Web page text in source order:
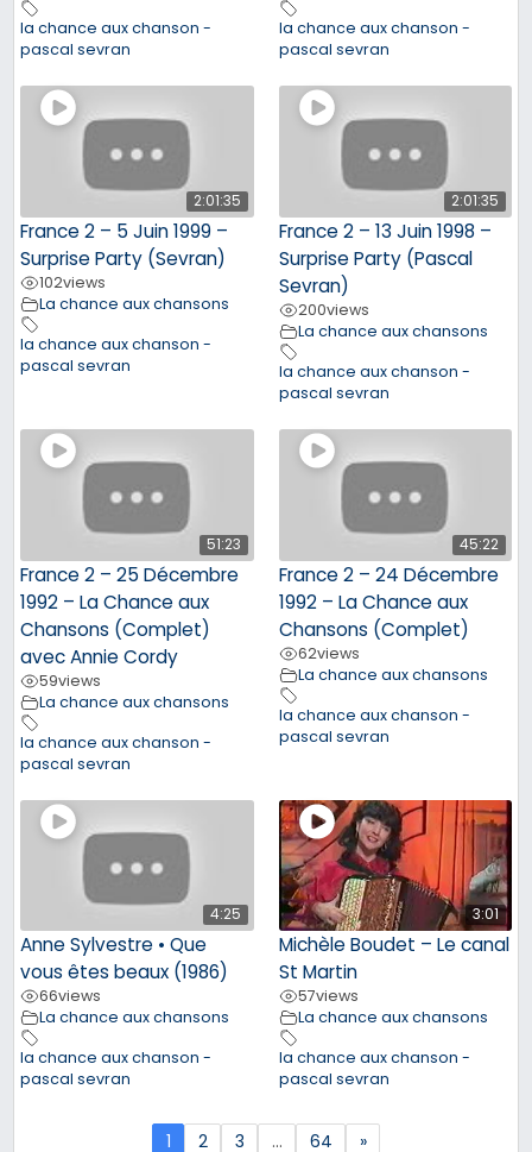
la chance aux chanson -
pascal sevran
la chance aux chanson -
pascal sevran
2:01:35
France 2 – 5 Juin 1999 –
Surprise Party (Sevran)
102views
La chance aux chansons
la chance aux chanson -
pascal sevran
2:01:35
France 2 – 13 Juin 1998 –
Surprise Party (Pascal
Sevran)
200views
La chance aux chansons
la chance aux chanson -
pascal sevran
51:23
France 2 – 25 Décembre
1992 – La Chance aux
Chansons (Complet)
avec Annie Cordy
59views
La chance aux chansons
la chance aux chanson -
pascal sevran
45:22
France 2 – 24 Décembre
1992 – La Chance aux
Chansons (Complet)
62views
La chance aux chansons
la chance aux chanson -
pascal sevran
4:25
Anne Sylvestre • Que
vous êtes beaux (1986)
66views
La chance aux chansons
la chance aux chanson -
pascal sevran
3:01
Michèle Boudet – Le canal
St Martin
57views
La chance aux chansons
la chance aux chanson -
pascal sevran
1 2 3 … 64 »